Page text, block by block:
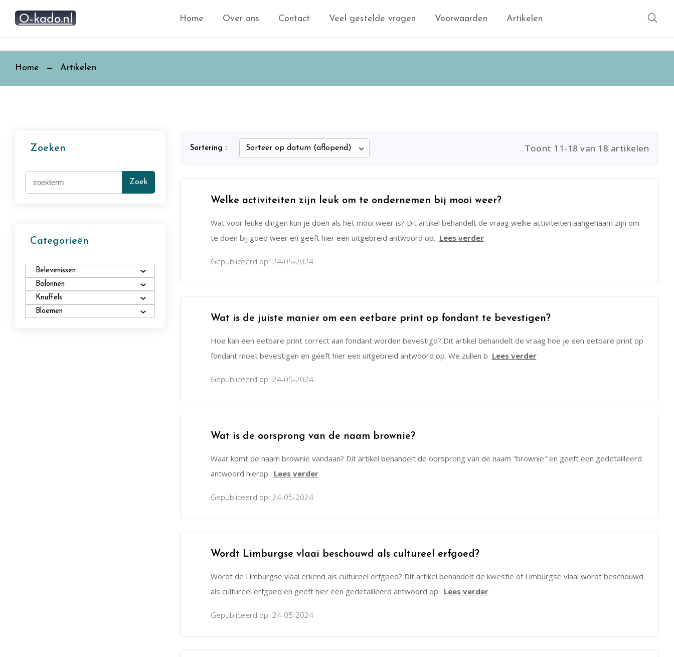
O-kado.nl Home Over ons Contact Veel gestelde vragen Voorwaarden Artikelen
Home Artikelen
Zoeken
Zoek
Categorieën
Belevenissen
Balonnen
Knuffels
Bloemen
Sortering : Toont 11-18 van 18 artikelen
Welke activiteiten zijn leuk om te ondernemen bij mooi weer?
Wat voor leuke dingen kun je doen als het mooi weer is? Dit artikel behandelt de vraag welke activiteiten aangenaam zijn om
te doen bij goed weer en geeft hier een uitgebreid antwoord op. Lees verder
Gepubliceerd op: 24-05-2024
Wat is de juiste manier om een eetbare print op fondant te bevestigen?
Hoe kan een eetbare print correct aan fondant worden bevestigd? Dit artikel behandelt de vraag hoe je een eetbare print op
fondant moet bevestigen en geeft hier een uitgebreid antwoord op. We zullen b Lees verder
Gepubliceerd op: 24-05-2024
Wat is de oorsprong van de naam brownie?
Waar komt de naam brownie vandaan? Dit artikel behandelt de oorsprong van de naam "brownie" en geeft een gedetailleerd
antwoord hierop. Lees verder
Gepubliceerd op: 24-05-2024
Wordt Limburgse vlaai beschouwd als cultureel erfgoed?
Wordt de Limburgse vlaai erkend als cultureel erfgoed? Dit artikel behandelt de kwestie of Limburgse vlaai wordt beschouwd
als cultureel erfgoed en geeft hier een gedetailleerd antwoord op. Lees verder
Gepubliceerd op: 24-05-2024